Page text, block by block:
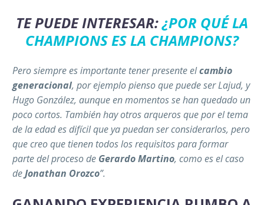
TE PUEDE INTERESAR:¿POR QUÉ LA
CHAMPIONS ES LA CHAMPIONS?
Pero siempre es importante tener presente elcambio
generacional, por ejemplo pienso que puede ser Lajud, y
Hugo González, aunque en momentos se han quedado un
poco cortos. También hay otros arqueros que por el tema
de la edad es difícil que ya puedan ser considerarlos, pero
que creo que tienen todos los requisitos para formar
parte del proceso de Gerardo Martino, como es el caso
deJonathan Orozco”.